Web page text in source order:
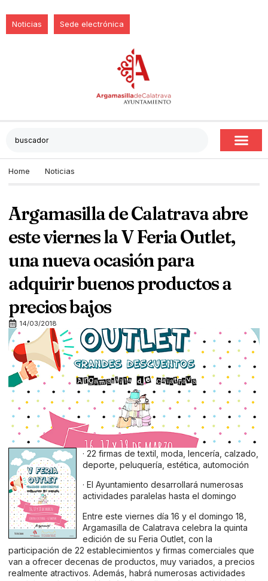
Noticias Sede electrónica
Home Noticias
Argamasilla de Calatrava abre
este viernes la V Feria Outlet,
una nueva ocasión para
adquirir buenos productos a
precios bajos
14/03/2018
· 22 firmas de textil, moda, lencería, calzado,
deporte, peluquería, estética, automoción
· El Ayuntamiento desarrollará numerosas
actividades paralelas hasta el domingo
Entre este viernes día 16 y el domingo 18,
Argamasilla de Calatrava celebra la quinta
edición de su Feria Outlet, con la
participación de 22 establecimientos y firmas comerciales que
van a ofrecer decenas de productos, muy variados, a precios
realmente atractivos. Además, habrá numerosas actividades